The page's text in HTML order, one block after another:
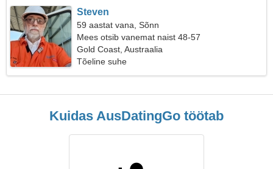
Steven
59 aastat vana, Sõnn
Mees otsib vanemat naist 48-57
Gold Coast, Austraalia
Tõeline suhe
Kuidas AusDatingGo töötab